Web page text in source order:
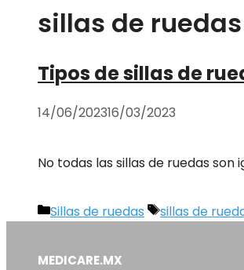
sillas de
Tipos de sillas de
14/06/202316/03/2023
No todas las sillas de ruedas
Categorías
Sillas de ruedas Etiquetas
sillas de
MEDICARE.MX